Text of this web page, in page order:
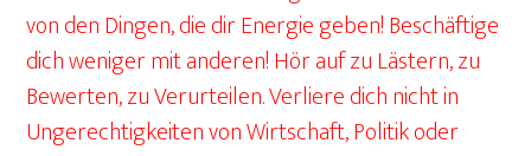
von den Dingen, die dir Energie geben! Beschäftige
dich weniger mit anderen! Hör auf zu Lästern, zu
Bewerten, zu Verurteilen. Verliere dich nicht in
Ungerechtigkeiten von Wirtschaft, Politik oder